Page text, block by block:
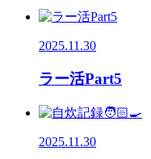
2025.11.30
ラー活Part5
2025.11.30